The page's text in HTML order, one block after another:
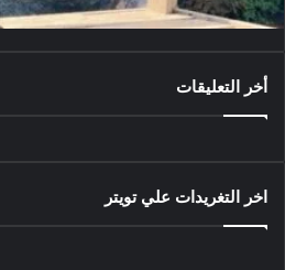
أخر التعليقات
اخر التغريدات علي تويتر